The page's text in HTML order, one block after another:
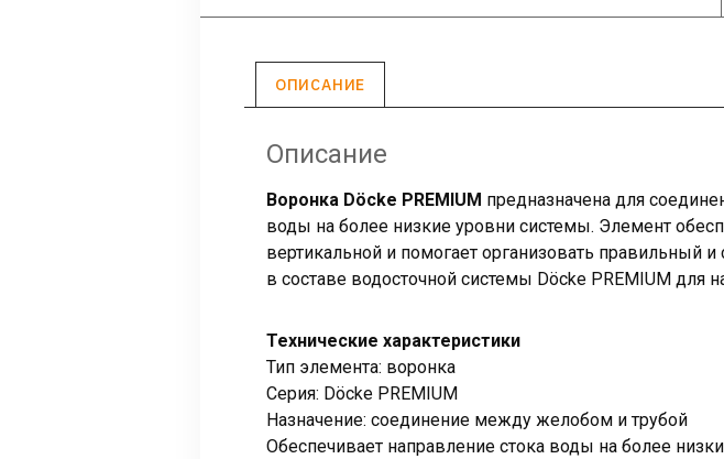
ОПИСАНИЕ
Описание
Воронка Döcke PREMIUM предназначена для
воды на более низкие уровни системы. Элемент
вертикальной и помогает организовать правильный
в составе водосточной системы Döcke PREMIUM для
Технические характеристики
Тип элемента: воронка
Серия: Döcke PREMIUM
Назначение: соединение между желобом и трубой
Обеспечивает направление стока воды на более